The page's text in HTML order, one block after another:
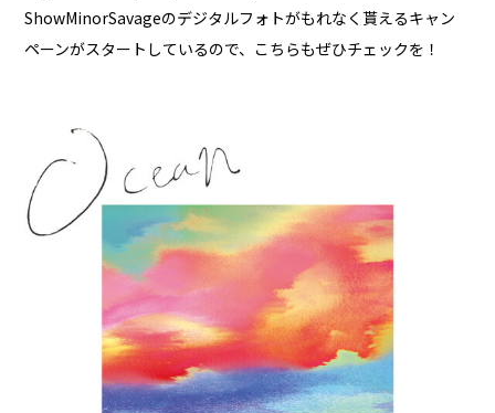
ShowMinorSavageのデジタルフォトがもれなく貰えるキャン
ペーンがスタートしているので、こちらもぜひチェックを！